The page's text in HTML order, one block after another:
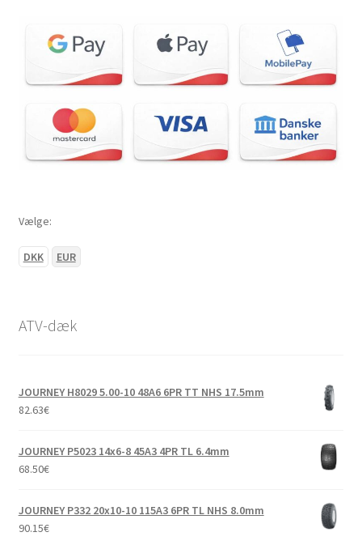
Vælge:
DKK EUR
ATV-dæk
JOURNEY H8029 5.00-10 48A6 6PR TT NHS 17.5mm
82.63€
JOURNEY P5023 14x6-8 45A3 4PR TL 6.4mm
68.50€
JOURNEY P332 20x10-10 115A3 6PR TL NHS 8.0mm
90.15€